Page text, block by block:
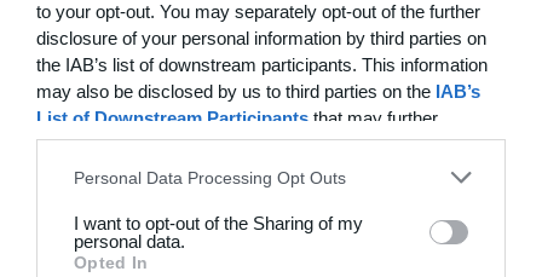
to your opt-out. You may separately opt-out of the further
disclosure of your personal information by third parties on
the IAB’s list of downstream participants. This information
may also be disclosed by us to third parties on the IAB’s
List of Downstream Participants that may further
disclose it to other third parties.
Personal Data Processing Opt Outs
I want to opt-out of the Sharing of my
personal data.
Opted In
Brede IF - Det grå guld 3 1 Hørsholm
Hyrderne FC 3 3 Nordatlantisk DK
BIF/ØHIK